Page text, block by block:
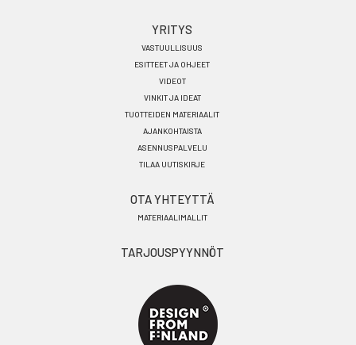
YRITYS
VASTUULLISUUS
ESITTEET JA OHJEET
VIDEOT
VINKIT JA IDEAT
TUOTTEIDEN MATERIAALIT
AJANKOHTAISTA
ASENNUSPALVELU
TILAA UUTISKIRJE
OTA YHTEYTTÄ
MATERIAALIMALLIT
TARJOUSPYYNNÖT